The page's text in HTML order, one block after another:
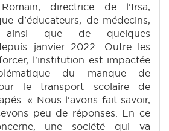
directrice de l'Irsa,
d'éducateurs, de médecins,
ainsi que de quelques
janvier 2022. Outre les
l'institution est impactée
du manque de
le transport scolaire de
« Nous l'avons fait savoir,
peu de réponses. En ce
une société qui va